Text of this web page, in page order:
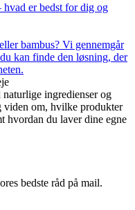
er bedst for dig og
bambus? Vi gennemgår
kan finde den løsning, der
ingredienser og
viden om, hvilke produkter
hvordan du laver dine egne
bedste råd på mail.